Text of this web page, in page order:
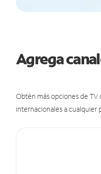
Agrega
Obtén más opciones de
internacionales a cualquier